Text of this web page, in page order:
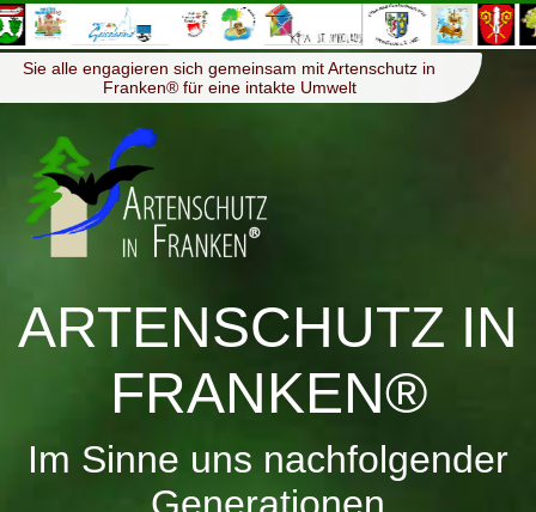
Menü ≡
Sie alle engagieren sich gemeinsam mit Artenschutz in
Franken® für eine intakte Umwelt
ARTENSCHUTZ IN
FRANKEN®
Im Sinne uns nachfolgender